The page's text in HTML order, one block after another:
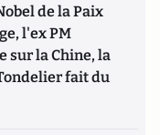
de la Paix
l'ex PM
sur la Chine, la
fait du